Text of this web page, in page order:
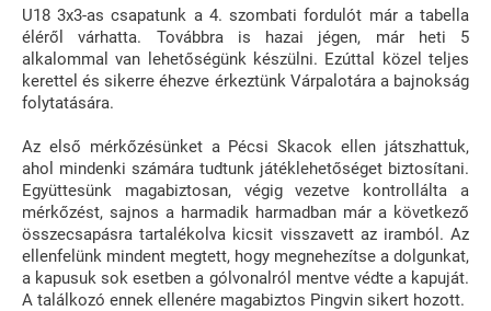
U18 3x3-as csapatunk a 4. szombati fordulót már a tabella
éléről várhatta. Továbbra is hazai jégen, már heti 5
alkalommal van lehetőségünk készülni. Ezúttal közel teljes
kerettel és sikerre éhezve érkeztünk Várpalotára a bajnokság
folytatására.
Az első mérkőzésünket a Pécsi Skacok ellen játszhattuk,
ahol mindenki számára tudtunk játéklehetőséget biztosítani.
Együttesünk magabiztosan, végig vezetve kontrollálta a
mérkőzést, sajnos a harmadik harmadban már a következő
összecsapásra tartalékolva kicsit visszavett az iramból. Az
ellenfelünk mindent megtett, hogy megnehezítse a dolgunkat,
a kapusuk sok esetben a gólvonalról mentve védte a kapuját.
A találkozó ennek ellenére magabiztos Pingvin sikert hozott.